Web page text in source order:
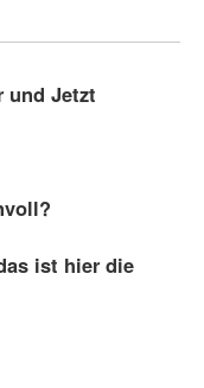
und Jetzt
ist hier die